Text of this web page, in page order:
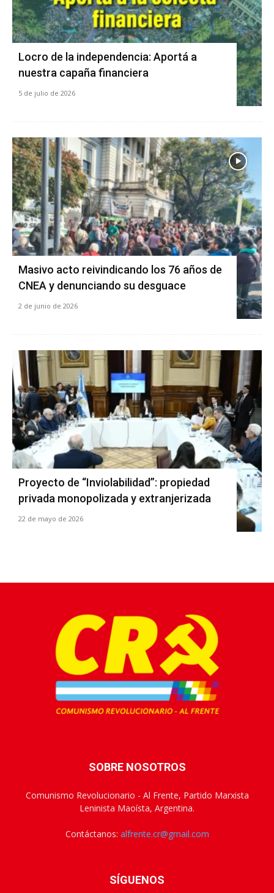
Locro de la independencia: Aportá a
nuestra capaña financiera
5 de julio de 2026
Masivo acto reivindicando los 76 años de
CNEA y denunciando su desguace
2 de junio de 2026
Proyecto de “Inviolabilidad”: propiedad
privada monopolizada y extranjerizada
22 de mayo de 2026
SOBRE NOSOTROS
Comunismo Revolucionario - Al Frente, Partido Marxista
Leninista Maoísta, Argentina.
Contáctanos: alfrente.cr@gmail.com
SÍGUENOS